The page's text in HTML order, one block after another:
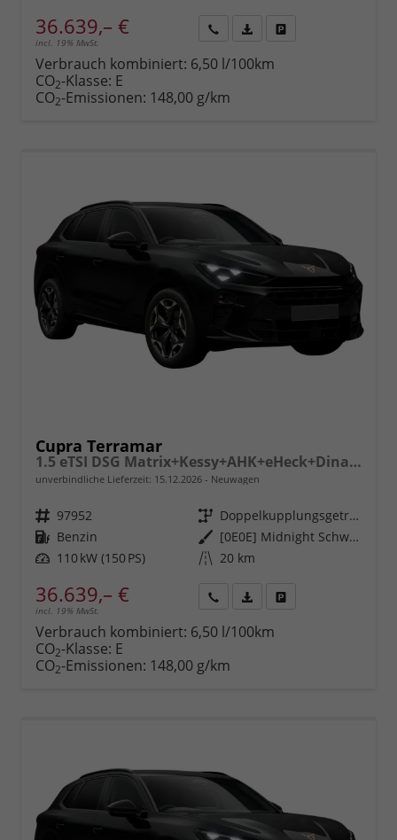
36.639,– €
incl. 19% MwSt.
anfordern
Datei,
Verbrauch kombiniert: 6,50 l/100km
CO2-Klasse: E
CO2-Emissionen: 148,00 g/km
Cupra Terramar
1.5 eTSI DSG Matrix+Kessy+AHK+eHeck+Dinamica+CarPlay+eHeck+GV5
unverbindliche Lieferzeit: 15.12.2026 Neuwagen
Fahrzeugnr. 97952 Getriebe
Doppelkupplungsgetriebe (DSG)
Kraftstoff Benzin Außenfarbe
[0E0E] Midnight Schwarz Metallic
Leistung 110 kW (150 PS) Kilometerstand 20 km
36.639,– €
incl. 19% MwSt.
anfordern
Datei,
Verbrauch kombiniert: 6,50 l/100km
CO2-Klasse: E
CO2-Emissionen: 148,00 g/km